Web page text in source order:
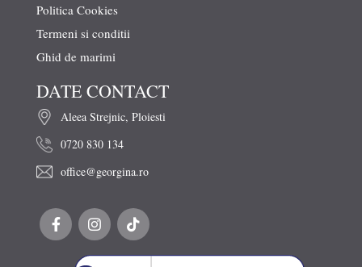
Politica Cookies
Termeni si conditii
Ghid de marimi
DATE CONTACT
Aleea Strejnic, Ploiesti
0720 830 134
office@georgina.ro